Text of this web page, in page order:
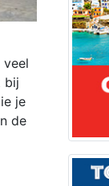
veel
bij
je
de